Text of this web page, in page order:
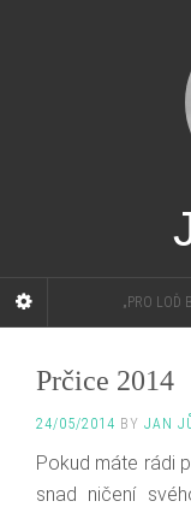
„PRO LOĎ
Prčice 2014
24/05/2014 BY JAN
Pokud máte rádi
snad ničení